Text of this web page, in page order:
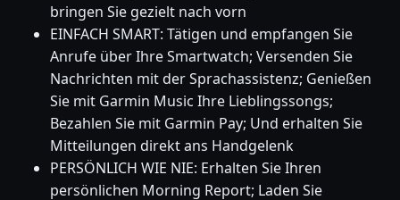
bringen Sie gezielt nach vorn
EINFACH SMART: Tätigen und empfangen Sie
Anrufe über Ihre Smartwatch; Versenden Sie
Nachrichten mit der Sprachassistenz; Genießen
Sie mit Garmin Music Ihre Lieblingssongs;
Bezahlen Sie mit Garmin Pay; Und erhalten Sie
Mitteilungen direkt ans Handgelenk
PERSÖNLICH WIE NIE: Erhalten Sie Ihren
persönlichen Morning Report; Laden Sie